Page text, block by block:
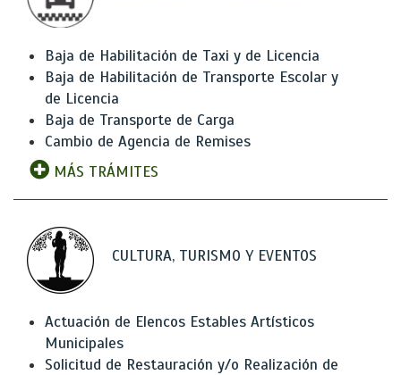
Baja de Habilitación de Taxi y de Licencia
Baja de Habilitación de Transporte Escolar y
de Licencia
Baja de Transporte de Carga
Cambio de Agencia de Remises
MÁS TRÁMITES
CULTURA, TURISMO Y EVENTOS
Actuación de Elencos Estables Artísticos
Municipales
Solicitud de Restauración y/o Realización de